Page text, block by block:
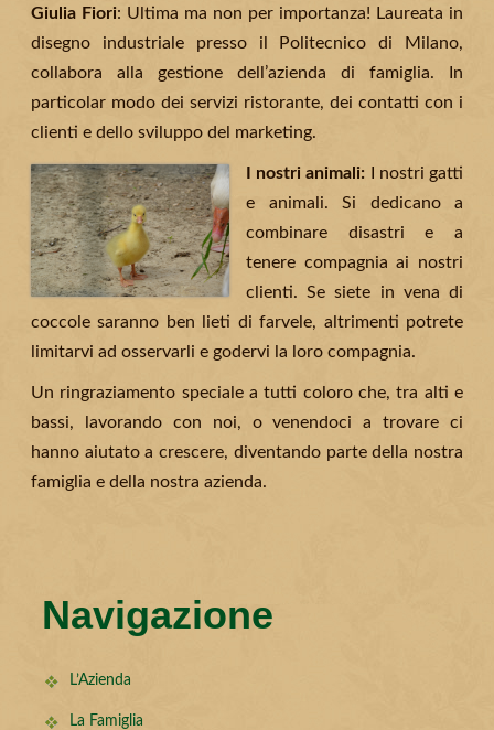
Giulia Fiori: Ultima ma non per importanza! Laureata in
disegno industriale presso il Politecnico di Milano,
collabora alla gestione dell’azienda di famiglia. In
particolar modo dei servizi ristorante, dei contatti con i
clienti e dello sviluppo del marketing.
I nostri animali: I nostri gatti
e animali. Si dedicano a
combinare disastri e a
tenere compagnia ai nostri
clienti. Se siete in vena di
coccole saranno ben lieti di farvele, altrimenti potrete
limitarvi ad osservarli e godervi la loro compagnia.
Un ringraziamento speciale a tutti coloro che, tra alti e
bassi, lavorando con noi, o venendoci a trovare ci
hanno aiutato a crescere, diventando parte della nostra
famiglia e della nostra azienda.
Navigazione
L’Azienda
La Famiglia